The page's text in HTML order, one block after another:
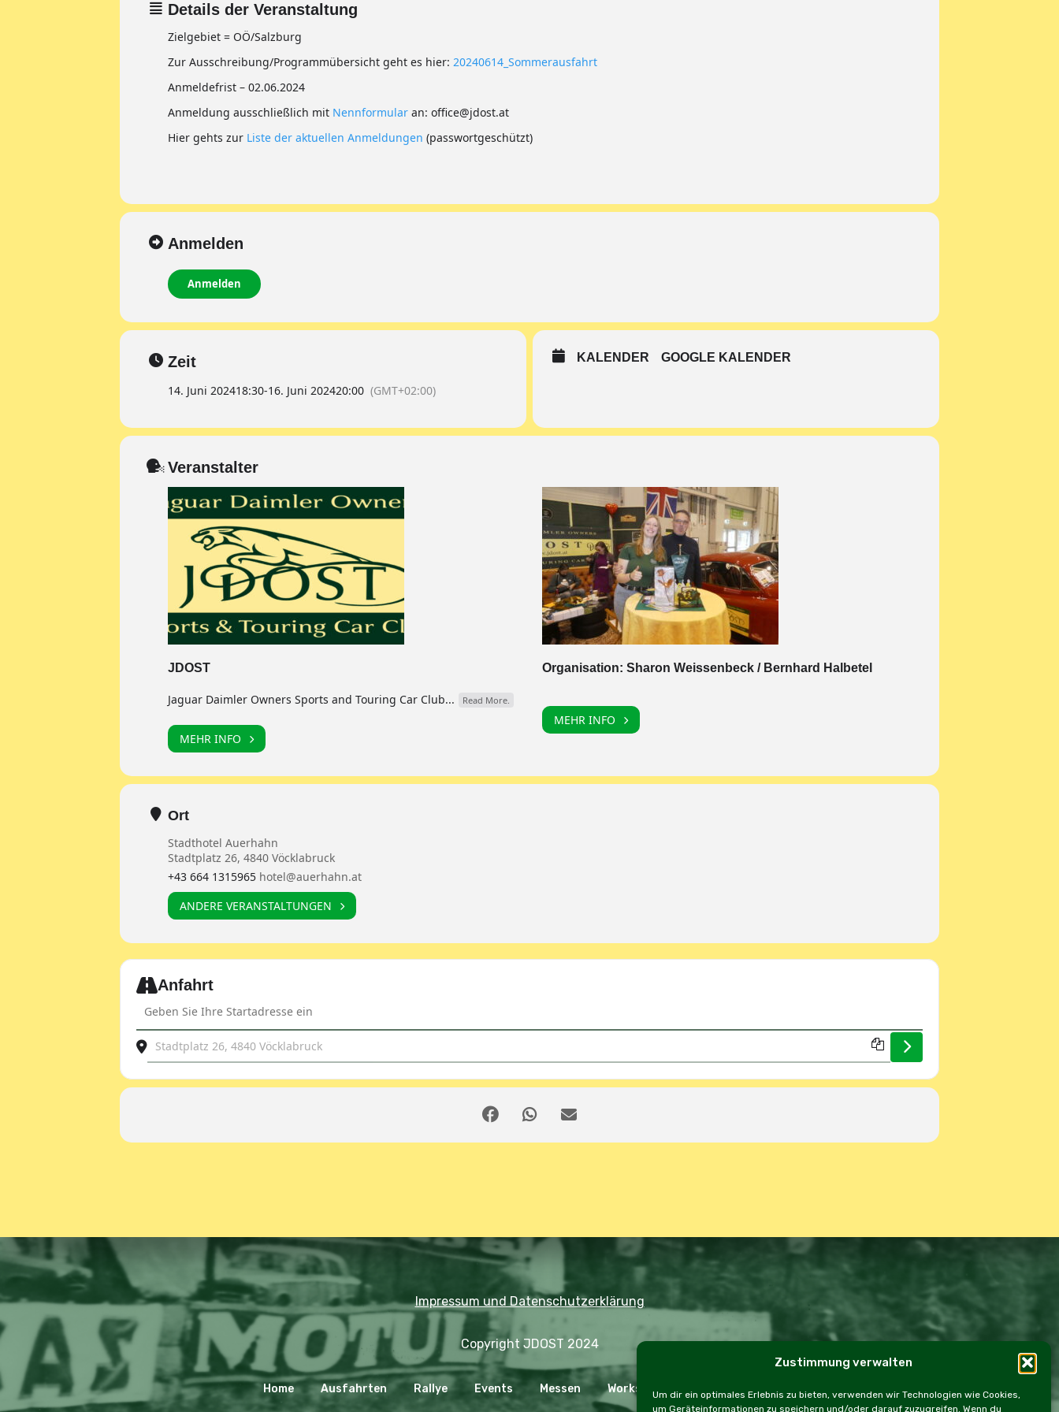
Zustimmung verwalten
Um dir ein optimales Erlebnis zu bieten, verwenden wir Technologien wie Cookies,
um Geräteinformationen zu speichern und/oder darauf zuzugreifen. Wenn du
Details der Veranstaltung
Zielgebiet = OÖ/Salzburg
Zur Ausschreibung/Programmübersicht geht es hier: 20240614_Sommerausfahrt
Anmeldefrist – 02.06.2024
Anmeldung ausschließlich mit Nennformular an: office@jdost.at
Hier gehts zur Liste der aktuellen Anmeldungen (passwortgeschützt)
Anmelden
Anmelden
Zeit
14. Juni 202418:30-16. Juni 202420:00 (GMT+02:00)
KALENDER GOOGLE KALENDER
Veranstalter
JDOST
Jaguar Daimler Owners Sports and Touring Car Club... Read More.
MEHR INFO
Organisation: Sharon Weissenbeck / Bernhard Halbetel
MEHR INFO
Ort
Stadthotel Auerhahn
Stadtplatz 26, 4840 Vöcklabruck
+43 664 1315965 hotel@auerhahn.at
ANDERE VERANSTALTUNGEN
Expand
Anfahrt
Impressum und Datenschutzerklärung
Copyright JDOST 2024
Home Ausfahrten Rallye Events Messen Workshops Cookie Policy (EU)